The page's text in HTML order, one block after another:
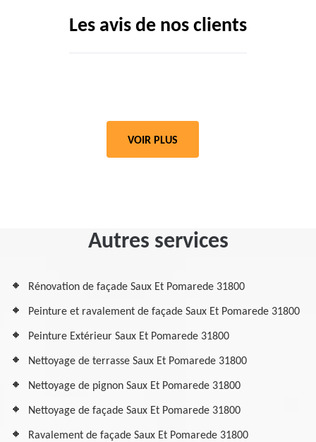
Les avis de nos clients
VOIR PLUS
Autres services
Rénovation de façade Saux Et Pomarede 31800
Peinture et ravalement de façade Saux Et Pomarede 31800
Peinture Extérieur Saux Et Pomarede 31800
Nettoyage de terrasse Saux Et Pomarede 31800
Nettoyage de pignon Saux Et Pomarede 31800
Nettoyage de façade Saux Et Pomarede 31800
Ravalement de façade Saux Et Pomarede 31800